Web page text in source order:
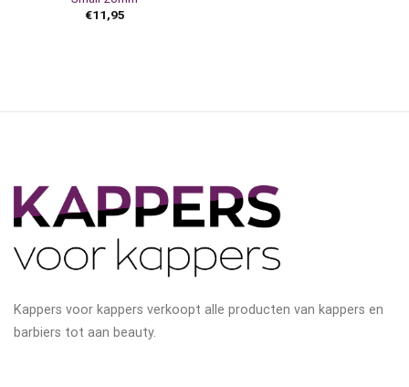
€11,95
Kappers voor kappers verkoopt alle producten van kappers en
barbiers tot aan beauty.